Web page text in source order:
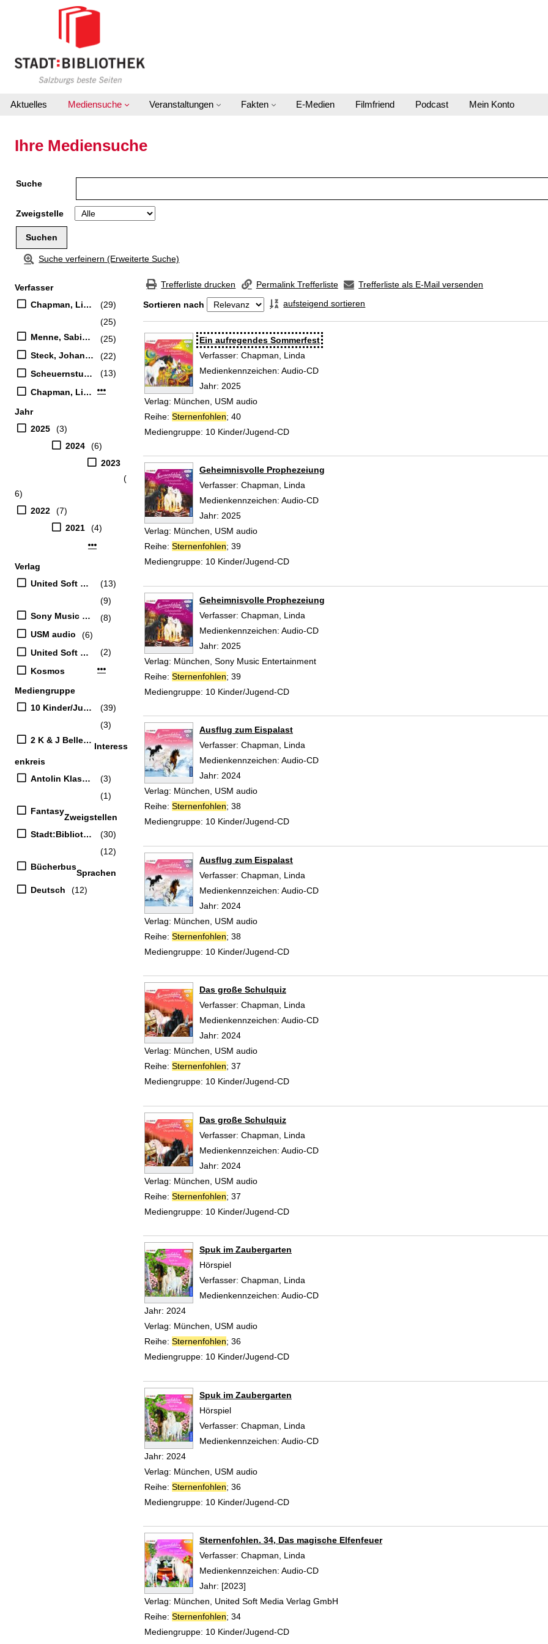
Zu den Suchfiltern springen
Zur Trefferliste springen
Aktuelles Mediensuche Veranstaltungen Fakten E-Medien Filmfriend Podcast Mein Konto
Ihre Mediensuche
Suche
Zweigstelle
Suche verfeinern (Erweiterte Suche)
Suchfilter
Verfasser
Chapman, Linda (Verfasser)
(29)
Menne, Sabine (Erzähler)
(25)
Steck, Johannes (Erzähler)
(25)
Scheuernstuhl, Manuel (Erzähler)
(22)
Chapman, Linda
(13)
Mehr Verfasser-Filter anzeigen
Jahr
2025
(3)
2024
(6)
2023
(
6)
2022
(7)
2021
(4)
Mehr Jahr-Filter anzeigen
Verlag
United Soft Media Verlag GmbH
(13)
Sony Music Entertainment
(9)
USM audio
(8)
United Soft Media
(6)
Kosmos
(2)
Mehr Verlag-Filter anzeigen
Mediengruppe
10 Kinder/Jugend-CD
(39)
2 K & J Belletristik
(3)
Interess
enkreis
Antolin Klasse 3
(3)
Fantasy
(1)
Zweigstellen
Stadt:Bibliothek
(30)
Bücherbus
(12)
Sprachen
Deutsch
(12)
Trefferliste drucken Permalink Trefferliste Trefferliste als E-Mail versenden
Sortieren nach aufsteigend sortieren
Suchergebnis
Zu den Suchfiltern springen
Ein aufregendes Sommerfest
Verfasser: Chapman, Linda
Medienkennzeichen: Audio-CD
Jahr: 2025
Verlag: München, USM audio
Reihe: Sternenfohlen; 40
Mediengruppe: 10 Kinder/Jugend-CD
Geheimnisvolle Prophezeiung
Verfasser: Chapman, Linda
Medienkennzeichen: Audio-CD
Jahr: 2025
Verlag: München, USM audio
Reihe: Sternenfohlen; 39
Mediengruppe: 10 Kinder/Jugend-CD
Geheimnisvolle Prophezeiung
Verfasser: Chapman, Linda
Medienkennzeichen: Audio-CD
Jahr: 2025
Verlag: München, Sony Music Entertainment
Reihe: Sternenfohlen; 39
Mediengruppe: 10 Kinder/Jugend-CD
Ausflug zum Eispalast
Verfasser: Chapman, Linda
Medienkennzeichen: Audio-CD
Jahr: 2024
Verlag: München, USM audio
Reihe: Sternenfohlen; 38
Mediengruppe: 10 Kinder/Jugend-CD
Ausflug zum Eispalast
Verfasser: Chapman, Linda
Medienkennzeichen: Audio-CD
Jahr: 2024
Verlag: München, USM audio
Reihe: Sternenfohlen; 38
Mediengruppe: 10 Kinder/Jugend-CD
Das große Schulquiz
Verfasser: Chapman, Linda
Medienkennzeichen: Audio-CD
Jahr: 2024
Verlag: München, USM audio
Reihe: Sternenfohlen; 37
Mediengruppe: 10 Kinder/Jugend-CD
Das große Schulquiz
Verfasser: Chapman, Linda
Medienkennzeichen: Audio-CD
Jahr: 2024
Verlag: München, USM audio
Reihe: Sternenfohlen; 37
Mediengruppe: 10 Kinder/Jugend-CD
Spuk im Zaubergarten
Hörspiel
Verfasser: Chapman, Linda
Medienkennzeichen: Audio-CD
Jahr: 2024
Verlag: München, USM audio
Reihe: Sternenfohlen; 36
Mediengruppe: 10 Kinder/Jugend-CD
Spuk im Zaubergarten
Hörspiel
Verfasser: Chapman, Linda
Medienkennzeichen: Audio-CD
Jahr: 2024
Verlag: München, USM audio
Reihe: Sternenfohlen; 36
Mediengruppe: 10 Kinder/Jugend-CD
Sternenfohlen. 34, Das magische Elfenfeuer
Verfasser: Chapman, Linda
Medienkennzeichen: Audio-CD
Jahr: [2023]
Verlag: München, United Soft Media Verlag GmbH
Reihe: Sternenfohlen; 34
Mediengruppe: 10 Kinder/Jugend-CD